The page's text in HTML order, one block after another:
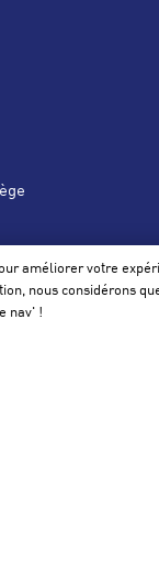
améliorer votre
nous considérons
nav' !